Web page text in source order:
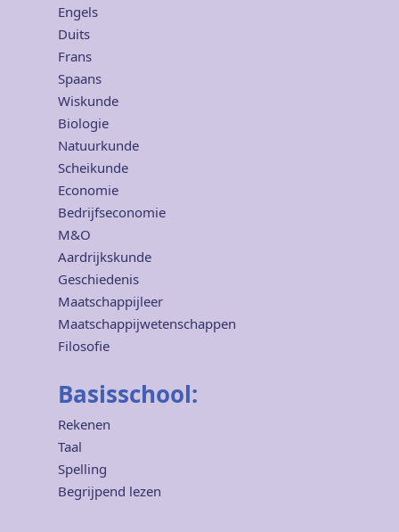
Engels
Duits
Frans
Spaans
Wiskunde
Biologie
Natuurkunde
Scheikunde
Economie
Bedrijfseconomie
M&O
Aardrijkskunde
Geschiedenis
Maatschappijleer
Maatschappijwetenschappen
Filosofie
Basisschool:
Rekenen
Taal
Spelling
Begrijpend lezen